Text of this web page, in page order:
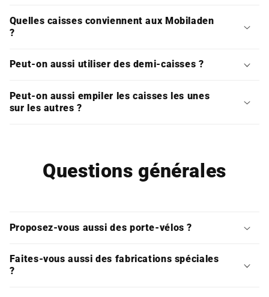
Quelles caisses conviennent aux Mobiladen
?
Peut-on aussi utiliser des demi-caisses ?
Peut-on aussi empiler les caisses les unes
sur les autres ?
Questions générales
Proposez-vous aussi des porte-vélos ?
Faites-vous aussi des fabrications spéciales
?